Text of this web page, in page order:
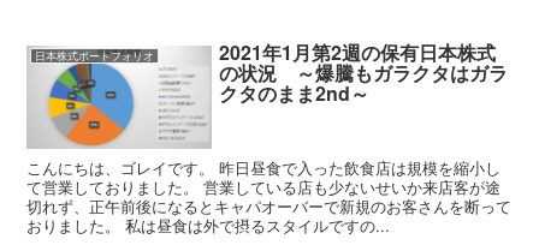
日本株式ポートフォリオ 2021年1月第2週の保有日本株式
の状況 ～爆騰もガラクタはガラ
クタのまま2nd～
こんにちは、ゴレイです。 昨日昼食で入った飲食店は規模を縮小し
て営業しておりました。 営業している店も少ないせいか来店客が途
切れず、正午前後になるとキャパオーバーで新規のお客さんを断って
おりました。 私は昼食は外で摂るスタイルですの...